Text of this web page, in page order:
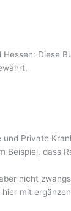
Hessen: Diese
und Private
Beispiel, dass
nicht
mit